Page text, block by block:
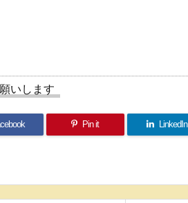
いします
Pin it LinkedIn